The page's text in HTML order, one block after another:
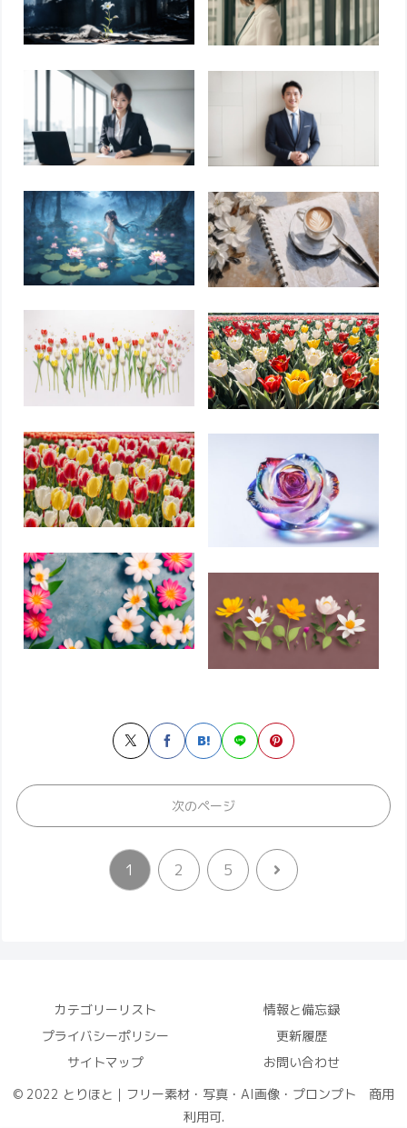
次のページ
1 2 5
次
カテゴリーリスト
情報と備忘録
プライバシーポリシー
更新履歴
サイトマップ
お問い合わせ
© 2022 とりほと｜フリー素材・写真・AI画像・プロンプト 商用
利用可.